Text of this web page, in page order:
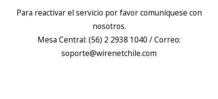
Para reactivar el servicio por favor comuníquese con
nosotros.
Mesa Central: (56) 2 2938 1040 / Correo:
soporte@wirenetchile.com